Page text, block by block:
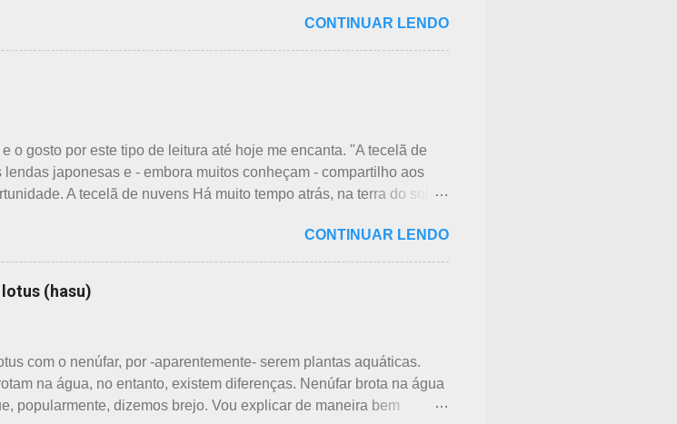
como identificar essas 3 belas flores, ligeiramente parecidas: -
é a ameixeira. Particularmente, dessas 3 flores, gosto mais
previsto das ameixeiras é o mês de fevereiro. Ameixeiras não
são arredondadas. - Pessegueiro - Momo 桃 A previsão de
CONTINUAR LENDO
o gosto por este tipo de leitura até hoje me encanta. "A tecelã de
japonesas e - embora muitos conheçam - compartilho aos
A tecelã de nuvens Há muito tempo atrás, na terra do sol
que era tecelã, havia falecido recentemente e não havia ninguém
estava ele semeando e, de repente, viu uma cobra rastejando no
firmemente em direção a uma moita de crisântemos, onde
fio de seda da teia. A aranha fez Sei lembrar da mãe - pequena e
CONTINUAR LENDO
(hasu)
com o nenúfar, por -aparentemente- serem plantas aquáticas.
na água, no entanto, existem diferenças. Nenúfar brota na água
popularmente, dizemos brejo. Vou explicar de maneira bem